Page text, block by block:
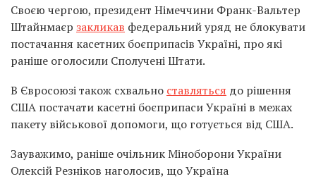
Своєю чергою, президент Німеччини Франк-Вальтер
Штайнмаєр закликав федеральний уряд не блокувати
постачання касетних боєприпасів Україні, про які
раніше оголосили Сполучені Штати.
В Євросоюзі також схвально ставляться до рішення
США постачати касетні боєприпаси Україні в межах
пакету військової допомоги, що готується від США.
Зауважимо, раніше очільник Міноборони України
Олексій Резніков наголосив, що Україна